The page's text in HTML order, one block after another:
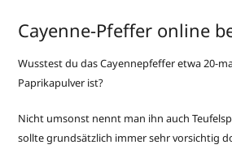
Cayenne-Pfeffer online
Wusstest du das Cayennepfeffer etwa 20-
Paprikapulver ist?
Nicht umsonst nennt man ihn auch
sollte grundsätzlich immer sehr vorsichtig